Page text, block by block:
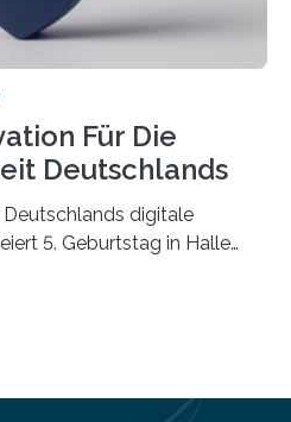
Für Die
Deutschlands
Deutschlands digitale
5. Geburtstag in Halle
in der
Grußworten und der